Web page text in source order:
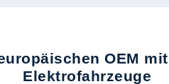
OEM
Elektrofahrzeuge